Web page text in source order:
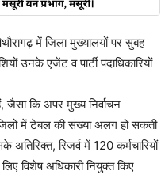
में जिला मुख्यालयों पर सुबह
उनके एजेंट व पार्टी पदाधिकारियों
कि अपर मुख्य निर्वाचन
में टेबल की संख्या अलग हो सकती
रिजर्व में 120 कर्मचारियों
विशेष अधिकारी नियुक्त किए